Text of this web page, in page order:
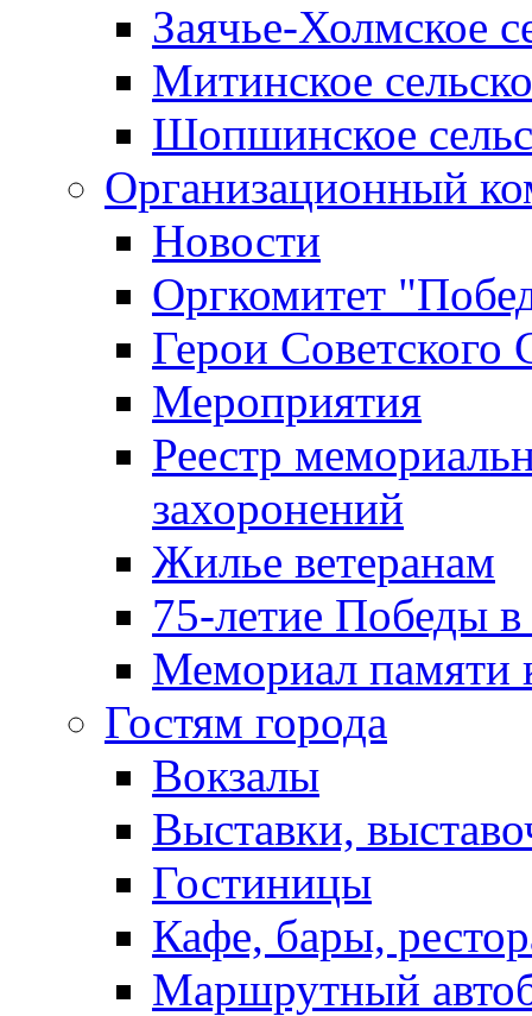
Заячье-Холмское
Митинское
Шопшинское
Организационный
Новости
Оргкомитет
Герои Советского
Мероприятия
Реестр
захоронений
Жилье ветеранам
75-летие Победы
Мемориал памяти
Гостям города
Вокзалы
Выставки,
Гостиницы
Кафе, бары,
Маршрутный